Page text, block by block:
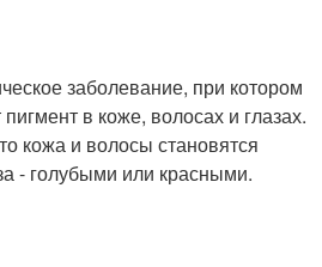
заболевание, при котором
пигмент в коже, волосах и глазах.
кожа и волосы становятся
- голубыми или красными.